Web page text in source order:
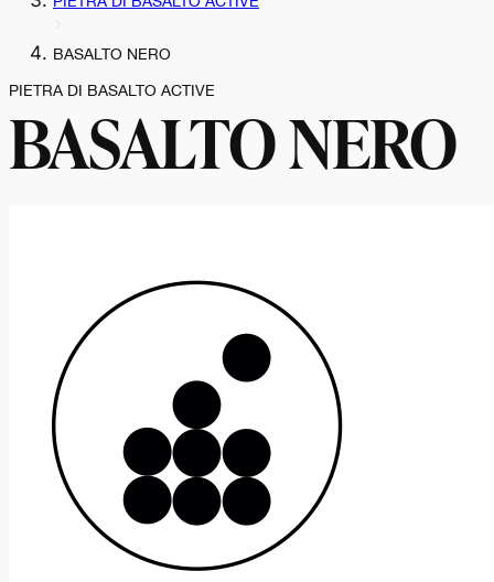
BASALTO NERO
PIETRA DI BASALTO ACTIVE
BASALTO NERO